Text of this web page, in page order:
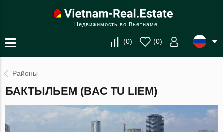
Недвижимость во Вьетнаме
(0) (0)
Районы
БАКТЫЛЬЕМ (BAC TU LIEM)